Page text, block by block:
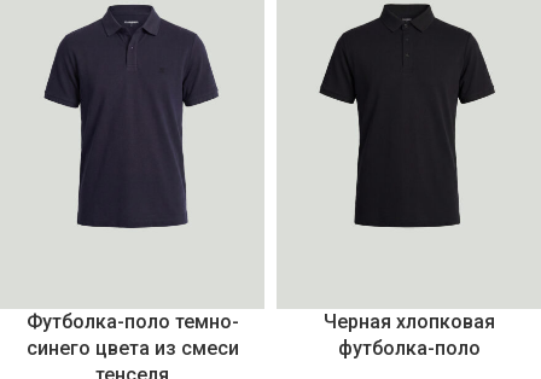
Футболка-поло темно-
синего цвета из смеси
Черная хлопковая
футболка-поло